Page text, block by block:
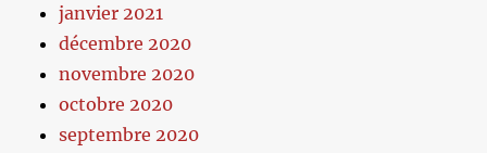
janvier 2021
décembre 2020
novembre 2020
octobre 2020
septembre 2020